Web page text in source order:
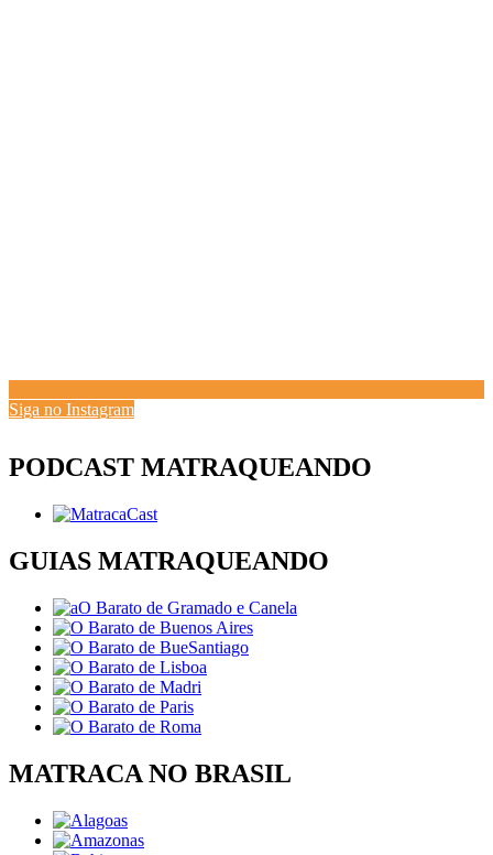
Siga no Instagram
PODCAST MATRAQUEANDO
GUIAS MATRAQUEANDO
MATRACA NO BRASIL